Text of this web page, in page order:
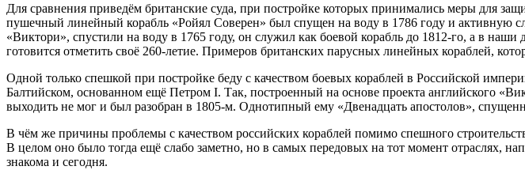
Для сравнения приведём британские суда, при постройке которых принимались меры для
пушечный линейный корабль «Ройял Соверен» был спущен на воду в 1786 году и активную
«Виктори», спустили на воду в 1765 году, он служил как боевой корабль до 1812-го, а в
готовится отметить своё 260-летие. Примеров британских парусных линейных кораблей,
Одной только спешкой при постройке беду с качеством боевых кораблей в Российской
Балтийском, основанном ещё Петром I. Так, построенный на основе проекта английского
выходить не мог и был разобран в 1805-м. Однотипный ему «Двенадцать апостолов»,
В чём же причины проблемы с качеством российских кораблей помимо спешного
В целом оно было тогда ещё слабо заметно, но в самых передовых на тот момент отраслях,
знакома и сегодня.